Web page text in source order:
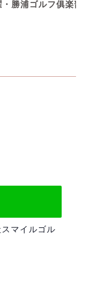
・勝浦ゴルフ俱楽
マイルゴル